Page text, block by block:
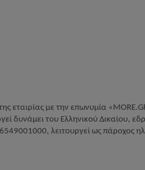
εταιρίας με την επωνυμία «MORE.
δυνάμει του Ελληνικού Δικαίου,
λειτουργεί ως πάροχος